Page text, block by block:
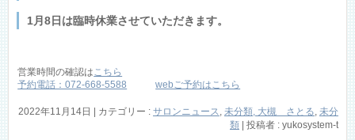
1月8日は臨時休業させていただきます。
営業時間の確認は こちら
予約電話：072-668-5588
webご予約はこちら
2022年11月14日 | カテゴリー : サロンニュース 未分類, 大槻 さとる 未分
類 | 投稿者 : yukosystem-t